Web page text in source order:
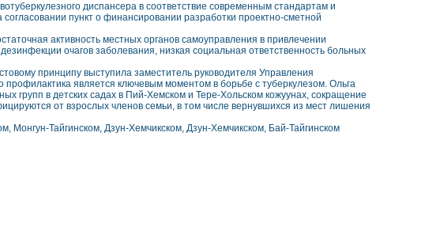
диспансера в соответствие современным стандартам и
пункт о финансировании разработки проектно-сметной
активность местных органов самоуправления в привлечении
очагов заболевания, низкая социальная ответственность больных
принципу выступила заместитель руководителя Управления
является ключевым моментом в борьбе с туберкулезом. Ольга
групп в детских садах в Пий-Хемском и Тере-Хольском кожуунах, сокращение
от взрослых членов семьи, в том числе вернувшихся из мест лишения
Монгун-Тайгинском, Дзун-Хемчикском, Дзун-Хемчикском, Бай-Тайгинском